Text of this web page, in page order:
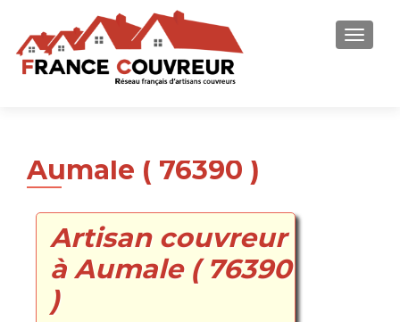
Aumale ( 76390 )
Artisan couvreur
à Aumale ( 76390
)